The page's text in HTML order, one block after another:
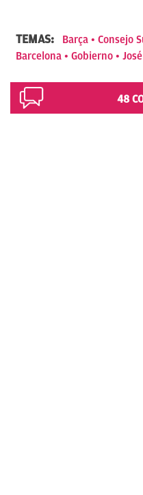
TEMAS: Barça Consejo
Barcelona
Gobierno
48